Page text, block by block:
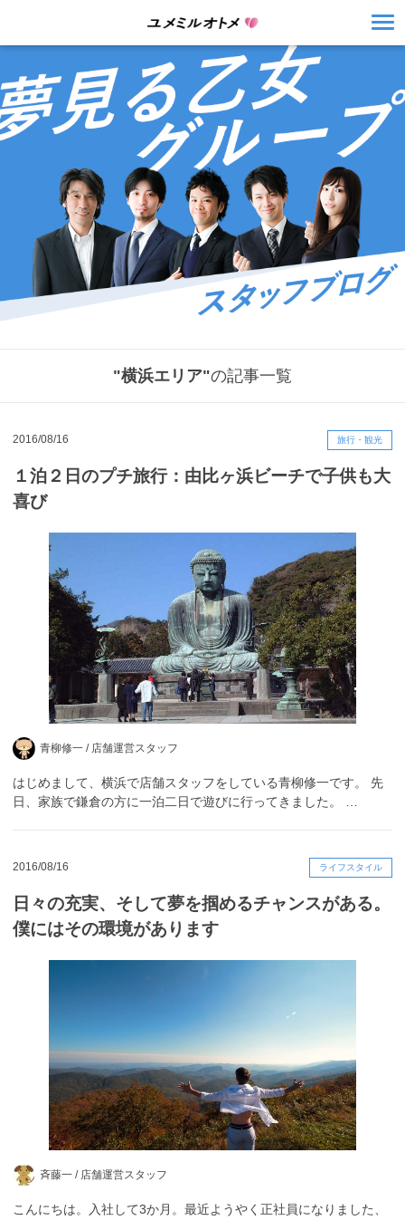
"横浜エリア"の記事一覧
2016/08/16 旅行・観光
１泊２日のプチ旅行：由比ヶ浜ビーチで子供も大
喜び
青柳修一 / 店舗運営スタッフ
はじめまして、横浜で店舗スタッフをしている青柳修一です。 先
日、家族で鎌倉の方に一泊二日で遊びに行ってきました。 …
2016/08/16 ライフスタイル
日々の充実、そして夢を掴めるチャンスがある。
僕にはその環境があります
斉藤一 / 店舗運営スタッフ
こんにちは。入社して3か月。最近ようやく正社員になりました、